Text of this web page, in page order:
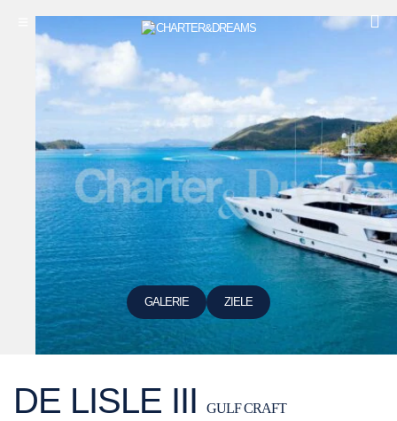
GALERIE ZIELE
DE LISLE III GULF CRAFT